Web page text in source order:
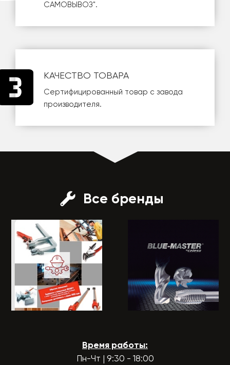
САМОВЫВОЗ".
КАЧЕСТВО ТОВАРА
Сертифицированный товар с завода
производителя.
Все бренды
Время работы:
Пн-Чт | 9:30 - 18:00